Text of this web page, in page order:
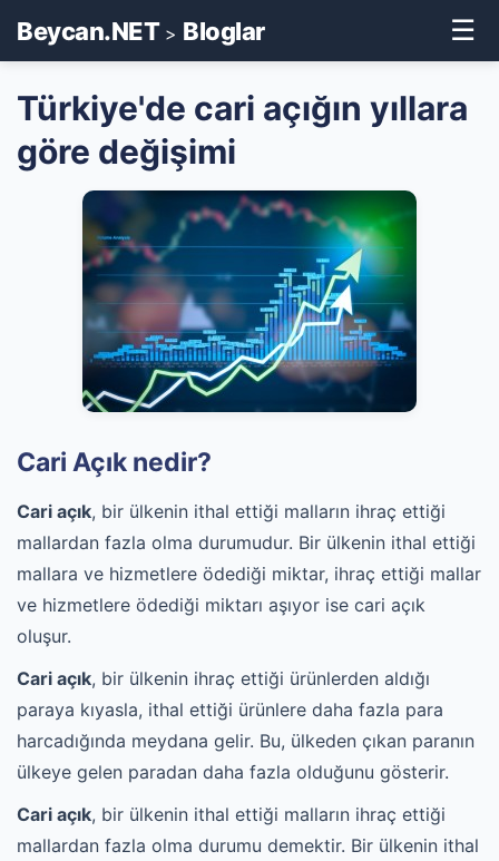
Beycan.NET> Bloglar ☰
Türkiye'de cari açığın yıllara
göre değişimi
Cari Açık nedir?
Cari açık, bir ülkenin ithal ettiği malların ihraç ettiği
mallardan fazla olma durumudur. Bir ülkenin ithal ettiği
mallara ve hizmetlere ödediği miktar, ihraç ettiği mallar
ve hizmetlere ödediği miktarı aşıyor ise cari açık
oluşur.
Cari açık, bir ülkenin ihraç ettiği ürünlerden aldığı
paraya kıyasla, ithal ettiği ürünlere daha fazla para
harcadığında meydana gelir. Bu, ülkeden çıkan paranın
ülkeye gelen paradan daha fazla olduğunu gösterir.
Cari açık, bir ülkenin ithal ettiği malların ihraç ettiği
mallardan fazla olma durumu demektir. Bir ülkenin ithal